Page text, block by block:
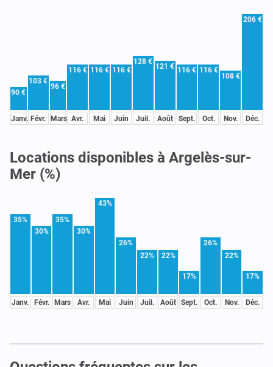
90 €
Janv.
103 €
Févr.
96 €
Mars
116 €
Avr.
116 €
Mai
116 €
Juin
128 €
Juil.
121 €
Août
116 €
Sept.
116 €
Oct.
108 €
Nov.
206 €
Déc.
Locations disponibles à Argelès-sur-
Mer (%)
35%
Janv.
30%
Févr.
35%
Mars
30%
Avr.
43%
Mai
26%
Juin
22%
Juil.
22%
Août
17%
Sept.
26%
Oct.
22%
Nov.
17%
Déc.